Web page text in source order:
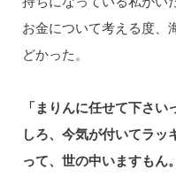
お金について考える度、
どかった。
「まりんに任せて下さ
しろ、今気が付いてラッ
って、世の中いますもん